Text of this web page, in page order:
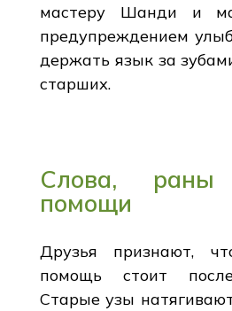
мастеру Шанди и
предупреждением
держать язык за
старших.
Слова,
помощи
Друзья признают,
помощь стоит
Старые узы